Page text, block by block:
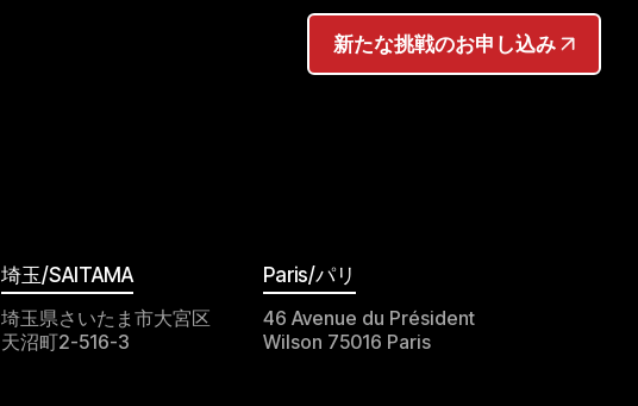
新たな挑戦のお申し込み
埼玉/SAITAMA
埼玉県さいたま市大宮区
天沼町2-516-3
Paris/パリ
46 Avenue du Président
Wilson 75016 Paris